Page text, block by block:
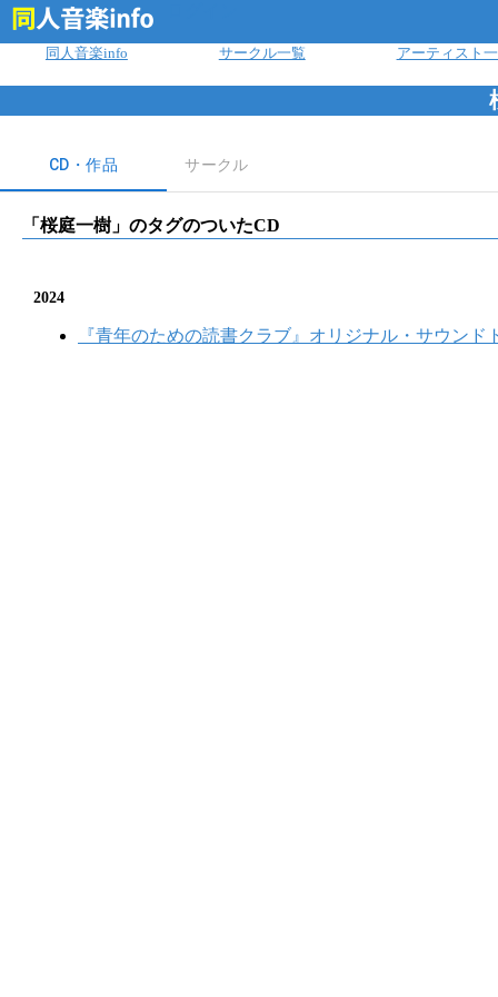
同人音楽info サークル一覧 アーティスト
CD・作品 サークル
「 桜庭一樹 」のタグのついたCD
2024
『青年のための読書クラブ』オリジナル・サウンド